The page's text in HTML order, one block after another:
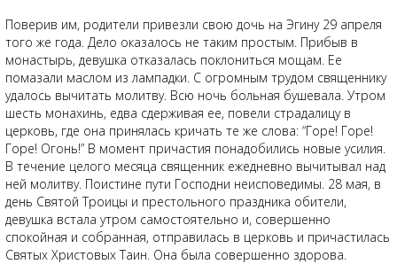
Поверив им, родители привезли свою дочь на Эгину 29 апреля
того же года. Дело оказалось не таким простым. Прибыв в
монастырь, девушка отказалась поклониться мощам. Ее
помазали маслом из лампадки. С огромным трудом священнику
удалось вычитать молитву. Всю ночь больная бушевала. Утром
шесть монахинь, едва сдерживая ее, повели страдалицу в
церковь, где она принялась кричать те же слова: “Горе! Горе!
Горе! Огонь!” В момент причастия понадобились новые усилия.
В течение целого месяца священник ежедневно вычитывал над
ней молитву. Поистине пути Господни неисповедимы. 28 мая, в
день Святой Троицы и престольного праздника обители,
девушка встала утром самостоятельно и, совершенно
спокойная и собранная, отправилась в церковь и причастилась
Святых Христовых Таин. Она была совершенно здорова.